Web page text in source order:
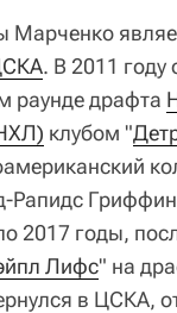
Марченко
. В 2011 году
раунде драфта
клубом "
Рапидс
2017 годы,
Лифс" на
в ЦСКА,